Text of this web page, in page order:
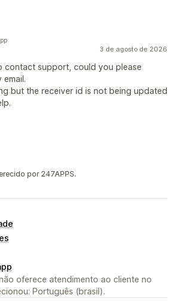
3 de agosto de 2026
contact support, could you please
but the receiver id is not being updated
por 247APPS.
oferece atendimento ao cliente no
Português (brasil).